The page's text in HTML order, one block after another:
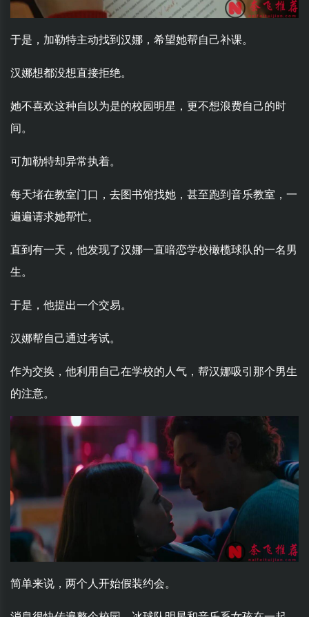
于是，加勒特主动找到汉娜，希望她帮自己补课。
汉娜想都没想直接拒绝。
她不喜欢这种自以为是的校园明星，更不想浪费自己的时
间。
可加勒特却异常执着。
每天堵在教室门口，去图书馆找她，甚至跑到音乐教室，一
遍遍请求她帮忙。
直到有一天，他发现了汉娜一直暗恋学校橄榄球队的一名男
生。
于是，他提出一个交易。
汉娜帮自己通过考试。
作为交换，他利用自己在学校的人气，帮汉娜吸引那个男生
的注意。
简单来说，两个人开始假装约会。